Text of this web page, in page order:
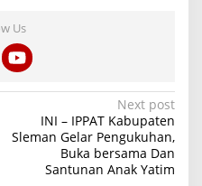
Us
Next post
INI – IPPAT Kabupaten
Sleman Gelar Pengukuhan,
Buka bersama Dan
Santunan Anak Yatim